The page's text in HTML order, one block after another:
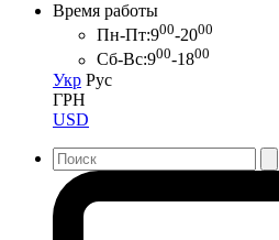
Время работы
Пн-Пт:900-2000
Сб-Вс:900-1800
Укр Рус
ГРН
USD